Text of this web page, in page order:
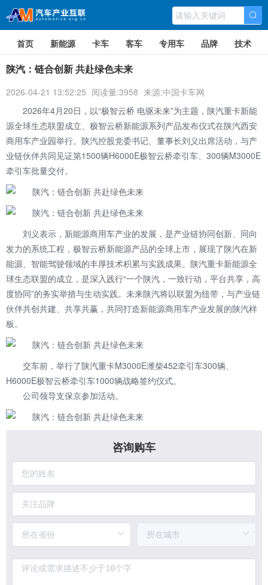
首页 新能源 卡车 客车 专用车 品牌 技术
陕汽：链合创新 共赴绿色未来
2026-04-21 13:52:25 阅读量:3958 来源:中国卡车网
2026年4月20日，以“极智云桥 电驱未来”为主题， 陕汽重卡新能
源全球生态联盟成立、极智云桥新能源系列产品发布仪式在陕汽西安
商用车产业园举行。陕汽控股党委书记、董事长刘义出席活动，与产
业链伙伴共同见证第1500辆H6000E极智云桥牵引车、300辆M3000E
牵引车批量交付。
刘义表示，新能源商用车产业的发展，是产业链协同创新、同向
发力的系统工程，极智云桥新能源产品的全球上市，展现了陕汽在新
能源、智能驾驶领域的丰厚技术积累与实践成果。陕汽重卡新能源全
球生态联盟的成立，是深入践行“一个陕汽，一致行动，平台共享，高
度协同”的务实举措与生动实践。未来陕汽将以联盟为纽带，与产业链
伙伴共创共建、共享共赢，共同打造新能源商用车产业发展的陕汽样
板。
交车前，举行了陕汽重卡M3000E潍柴452牵引车300辆、
H6000E极智云桥牵引车1000辆战略签约仪式。
公司领导支保京参加活动。
咨询购车